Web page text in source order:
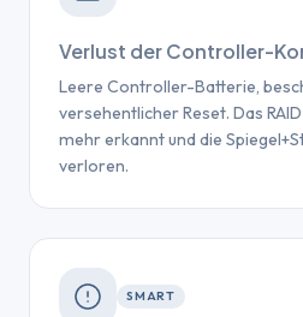
Verlust der Controller-
Leere Controller-Batterie,
versehentlicher Reset. Das
mehr erkannt und die
verloren.
SMART